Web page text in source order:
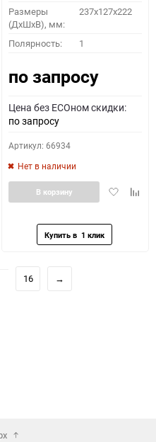
Размеры
(ДхШхВ), мм:
237x127x222
Полярность: 1
по запросу
Цена без ECOном скидки:
по запросу
Артикул: 66934
Нет в наличии
Добавить
В корзину
16 →